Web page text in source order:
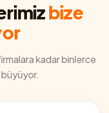
bize
kadar binlerce